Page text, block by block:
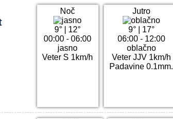
Noč
9°
12°
00:00 - 06:00
jasno
Veter S 1km/h
Jutro
9°| 17°
06:00 - 12:00
oblačno
Veter JJV 1km/h
Padavine 0.1mm.